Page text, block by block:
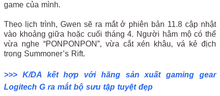
game của mình.
Theo lịch trình, Gwen sẽ ra mắt ở phiên bản 11.8 cập nhật
vào khoảng giữa hoặc cuối tháng 4. Người hâm mộ có thể
vừa nghe “PONPONPON”, vừa cắt xén khâu, vá kẻ địch
trong Summoner’s Rift.
>>> K/DA kết hợp với hãng sản xuất gaming gear
Logitech G ra mắt bộ sưu tập tuyệt đẹp